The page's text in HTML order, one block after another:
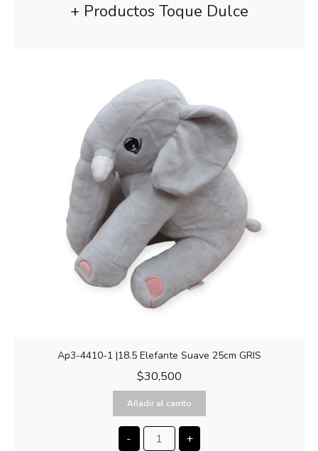
+ Productos Toque Dulce
Ap3-4410-1 |18.5 Elefante Suave 25cm GRIS
$30,500
Añadir al carrito
- +